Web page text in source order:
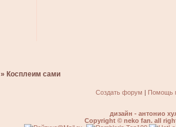
»Косплеим сами
Создать форум | Помощь
дизайн - антонио
Copyright © neko fan. all